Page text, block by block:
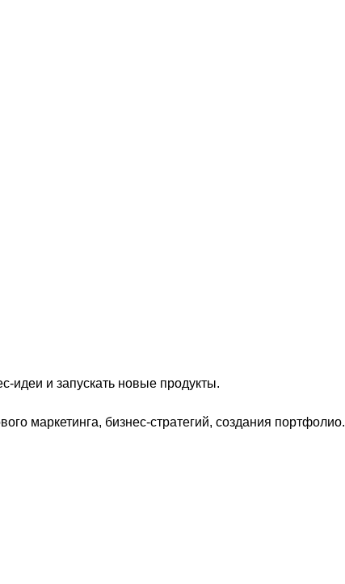
идеи и запускать новые продукты.
маркетинга, бизнес-стратегий, создания портфолио.